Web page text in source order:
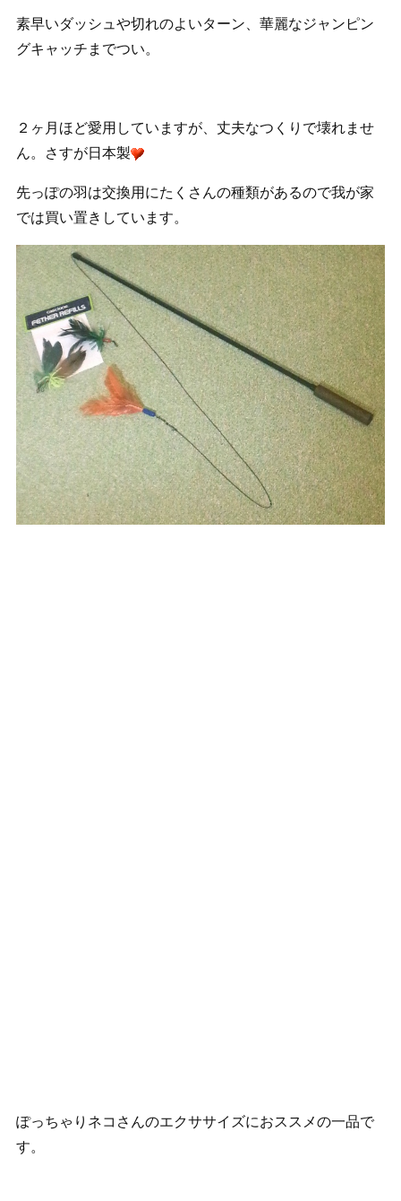
素早いダッシュや切れのよいターン、華麗なジャンピン
グキャッチまでつい。
２ヶ月ほど愛用していますが、丈夫なつくりで壊れませ
ん。さすが日本製
先っぽの羽は交換用にたくさんの種類があるので我が家
では買い置きしています。
ぽっちゃりネコさんのエクササイズにおススメの一品で
す。